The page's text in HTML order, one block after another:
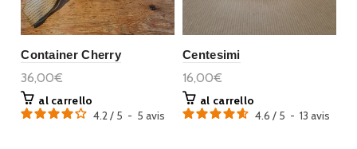
Container Cherry
36,00€
al carrello
4.2 / 5 - 5avis
Centesimi
16,00€
al carrello
4.6 / 5 - 13 avis